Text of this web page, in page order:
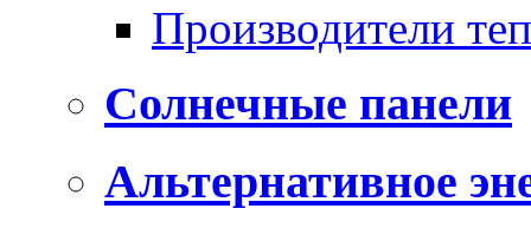
Производители
Солнечные панели
Альтернативное